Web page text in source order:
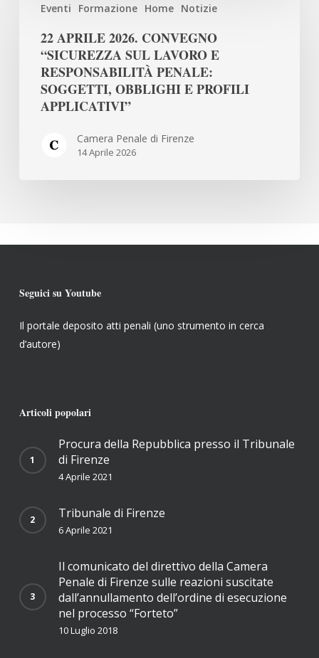
Eventi Formazione Home Notizie
APRILE
CONVEGNO
“SICUREZZA
LAVORO
RESPONSABILITÀ
SOGGETTI,
22 APRILE 2026. CONVEGNO
“SICUREZZA SUL LAVORO E
RESPONSABILITÀ PENALE:
SOGGETTI, OBBLIGHI E PROFILI
APPLICATIVI”
Camera Penale di Firenze
14 Aprile 2026
Seguici su Youtube
Il portale deposito atti penali (uno strumento in cerca
d’autore)
Articoli popolari
Procura della Repubblica presso il Tribunale
di Firenze
4 Aprile 2021
Tribunale di Firenze
6 Aprile 2021
Il comunicato del direttivo della Camera
Penale di Firenze sulle reazioni suscitate
dall’annullamento dell’ordine di esecuzione
nel processo “Forteto”
10 Luglio 2018